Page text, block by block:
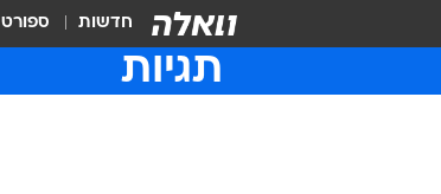
חדשות ספורט
תגיות